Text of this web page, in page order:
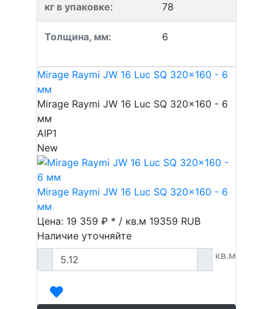
кг в упаковке: 78
Толщина, мм: 6
Mirage Raymi JW 16 Luc SQ 320x160 - 6
мм
Mirage Raymi JW 16 Luc SQ 320x160 - 6
мм
AIP1
New
Mirage Raymi JW 16 Luc SQ 320x160 - 6
мм
Цена: 19 359 ₽ * / кв.м 19359 RUB
Наличие уточняйте
кв.м